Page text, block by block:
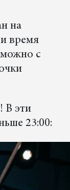
на
время
можно с
В эти
23:00: